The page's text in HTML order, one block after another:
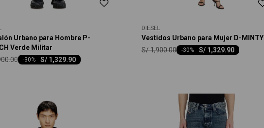
Urbano para Hombre P-
Verde Militar
S/ 1,329.90
-30
DIESEL
Vestidos Urbano para Mujer D-MINTY
S/ 1,329.90
-30
S/1,900.00